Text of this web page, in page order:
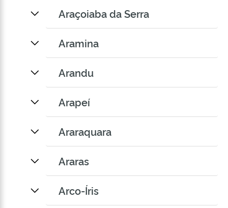
Araçoiaba da Serra
Aramina
Arandu
Arapeí
Araraquara
Araras
Arco-Íris